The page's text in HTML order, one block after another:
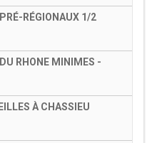
RÉGIONAUX 1/2
RHONE MINIMES -
À CHASSIEU